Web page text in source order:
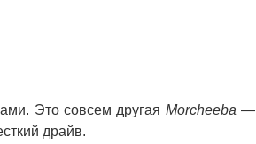
Это совсем другая Morcheeba —
драйв.